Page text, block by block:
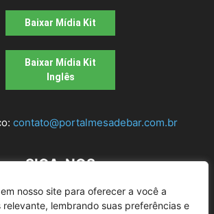
nosso site para oferecer a você a
relevante, lembrando suas preferências e
Baixar Mídia Kit
Baixar Mídia Kit
Inglês
contato@portalmesadebar.com.br
SIGA-NOS